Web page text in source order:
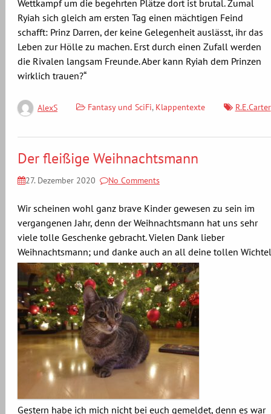
Wettkampf um die begehrten Plätze dort ist brutal. Zumal
Ryiah sich gleich am ersten Tag einen mächtigen Feind
schafft: Prinz Darren, der keine Gelegenheit auslässt, ihr das
Leben zur Hölle zu machen. Erst durch einen Zufall werden
die Rivalen langsam Freunde. Aber kann Ryiah dem Prinzen
wirklich trauen?“
AlexS Fantasy und SciFi, Klappentexte R.E.Carter
Der fleißige Weihnachtsmann
27. Dezember 2020 No Comments
Wir scheinen wohl ganz brave Kinder gewesen zu sein im
vergangenen Jahr, denn der Weihnachtsmann hat uns sehr
viele tolle Geschenke gebracht. Vielen Dank lieber
Weihnachtsmann; und danke auch an all deine tollen
Gestern habe ich mich nicht bei euch gemeldet, denn es war